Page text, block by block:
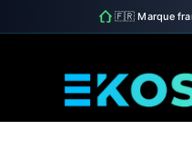
🇫🇷 Marque